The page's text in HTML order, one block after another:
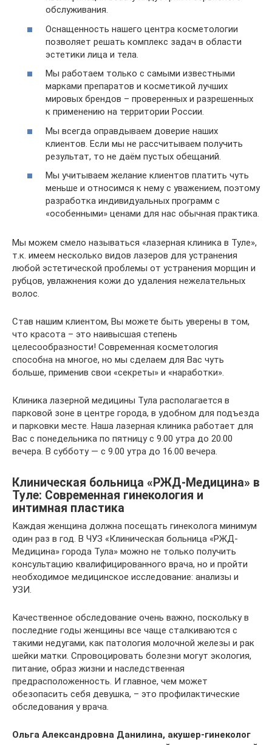
обслуживания.
Оснащенность нашего центра косметологии
позволяет решать комплекс задач в области
эстетики лица и тела.
Мы работаем только с самыми известными
марками препаратов и косметикой лучших
мировых брендов – проверенных и разрешенных
к применению на территории России.
Мы всегда оправдываем доверие наших
клиентов. Если мы не рассчитываем получить
результат, то не даём пустых обещаний.
Мы учитываем желание клиентов платить чуть
меньше и относимся к нему с уважением, поэтому
разработка индивидуальных программ с
«особенными» ценами для нас обычная практика.
Мы можем смело называться «лазерная клиника в Туле»,
т.к. имеем несколько видов лазеров для устранения
любой эстетической проблемы от устранения морщин и
рубцов, увлажнения кожи до удаления нежелательных
волос.
Став нашим клиентом, Вы можете быть уверены в том,
что красота – это наивысшая степень
целесообразности! Современная косметология
способна на многое, но мы сделаем для Вас чуть
больше, применив свои «секреты» и «наработки».
Клиника лазерной медицины Тула располагается в
парковой зоне в центре города, в удобном для подъезда
и парковки месте. Наша лазерная клиника работает для
Вас с понедельника по пятницу с 9.00 утра до 20.00
вечера. В субботу — с 9.00 утра до 16.00 вечера.
Клиническая больница «РЖД-Медицина» в
Туле: Современная гинекология и
интимная пластика
Каждая женщина должна посещать гинеколога минимум
один раз в год. В ЧУЗ «Клиническая больница «РЖД-
Медицина» города Тула» можно не только получить
консультацию квалифицированного врача, но и пройти
необходимое медицинское исследование: анализы и
УЗИ.
Качественное обследование очень важно, поскольку в
последние годы женщины все чаще сталкиваются с
такими недугами, как патология молочной железы и рак
шейки матки. Спровоцировать болезни могут экология,
питание, образ жизни и наследственная
предрасположенность. И главное, чем может
обезопасить себя девушка, – это профилактические
обследования у врача.
Ольга Александровна Данилина, акушер-гинеколог